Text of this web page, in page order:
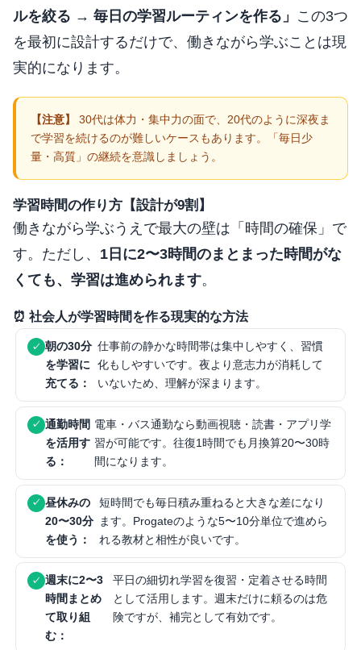
ルを絞る → 毎日の学習ルーティンを作る」 この3つ
を最初に設計するだけで、働きながら学ぶことは現
実的になります。
30代は体力・集中力の面で、20代のように深夜ま
で学習を続けるのが難しいケースもあります。「毎日少
量・高質」の継続を意識しましょう。
学習時間の作り方【設計が9割】
働きながら学ぶうえで最大の壁は「時間の確保」で
す。ただし、 1日に2〜3時間のまとまった時間がな
くても、学習は進められます。
⏰ 社会人が学習時間を作る現実的な方法
朝の30分
を学習に
充てる：
仕事前の静かな時間帯は集中しやすく、習慣
化もしやすいです。夜より意志力が消耗して
いないため、理解が深まります。
通勤時間
を活用す
る：
電車・バス通勤なら動画視聴・読書・アプリ学
習が可能です。往復1時間でも月換算20〜30時
間になります。
昼休みの
20〜30分
を使う：
短時間でも毎日積み重ねると大きな差になり
ます。Progateのような5〜10分単位で進めら
れる教材と相性が良いです。
週末に2〜3
時間まとめ
て取り組
む：
平日の細切れ学習を復習・定着させる時間
として活用します。週末だけに頼るのは危
険ですが、補完として有効です。